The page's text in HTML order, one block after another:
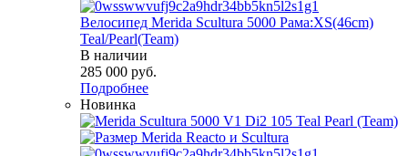
Велосипед Merida Scultura 5000 Рама:XS(46cm)
Teal/Pearl(Team)
В наличии
285 000 руб.
Подробнее
Новинка